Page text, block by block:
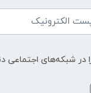
در شبکه‌های اجتماعی